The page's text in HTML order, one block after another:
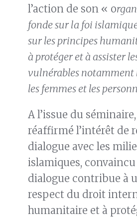
l’action de son « o
fonde sur la foi
sur les principes
à protéger et à assister
vulnérables notamment
les femmes et les
A l’issue du séminaire,
réaffirmé l’intérêt de
dialogue avec les
islamiques, convaincu
dialogue contribue à
respect du droit
humanitaire et à